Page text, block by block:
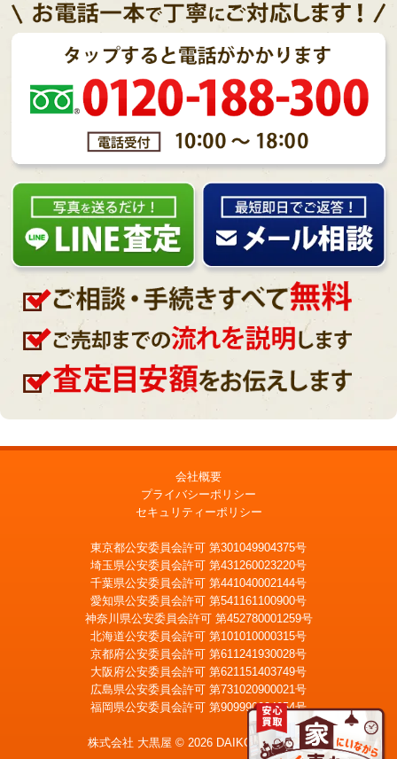
LINE査定 メール査定
会社概要
プライバシーポリシー
セキュリティーポリシー
東京都公安委員会許可 第301049904375号
埼玉県公安委員会許可 第431260023220号
千葉県公安委員会許可 第441040002144号
愛知県公安委員会許可 第541161100900号
神奈川県公安委員会許可 第452780001259号
北海道公安委員会許可 第101010000315号
京都府公安委員会許可 第611241930028号
大阪府公安委員会許可 第621151403749号
広島県公安委員会許可 第731020900021号
福岡県公安委員会許可 第909990034054号
株式会社 大黒屋 © 2026 DAIKOKUYA, Inc.